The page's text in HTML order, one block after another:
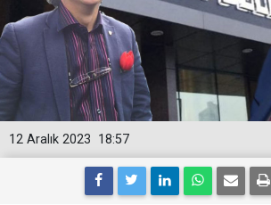
18:57
12 Aralık 2023